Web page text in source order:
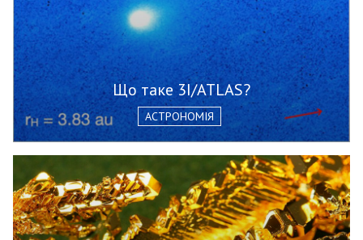
Що таке 3I/ATLAS?
АСТРОНОМІЯ